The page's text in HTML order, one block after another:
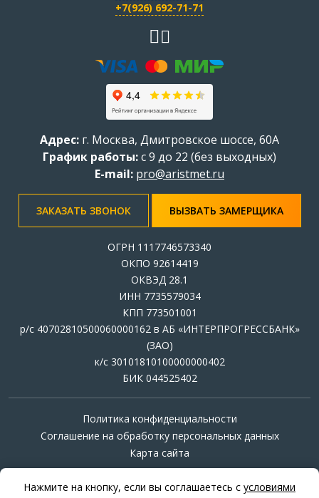
+7(926) 692-71-71
Адрес: г. Москва, Дмитровское шоссе, 60А
График работы:с 9 до 22 (без выходных)
E-mail: pro@aristmet.ru
ЗАКАЗАТЬ ЗВОНОК ВЫЗВАТЬ ЗАМЕРЩИКА
ОГРН 1117746573340
ОКПО 92614419
ОКВЭД 28.1
ИНН 7735579034
КПП 773501001
р/с 40702810500060000162 в АБ «ИНТЕРПРОГРЕССБАНК»
(ЗАО)
к/с 30101810100000000402
БИК 044525402
Политика конфиденциальности
Соглашение на обработку персональных данных
Карта сайта
© Компания «АристМет» - художественная ковка,
Нажмите на кнопку, если вы соглашаетесь с условиями